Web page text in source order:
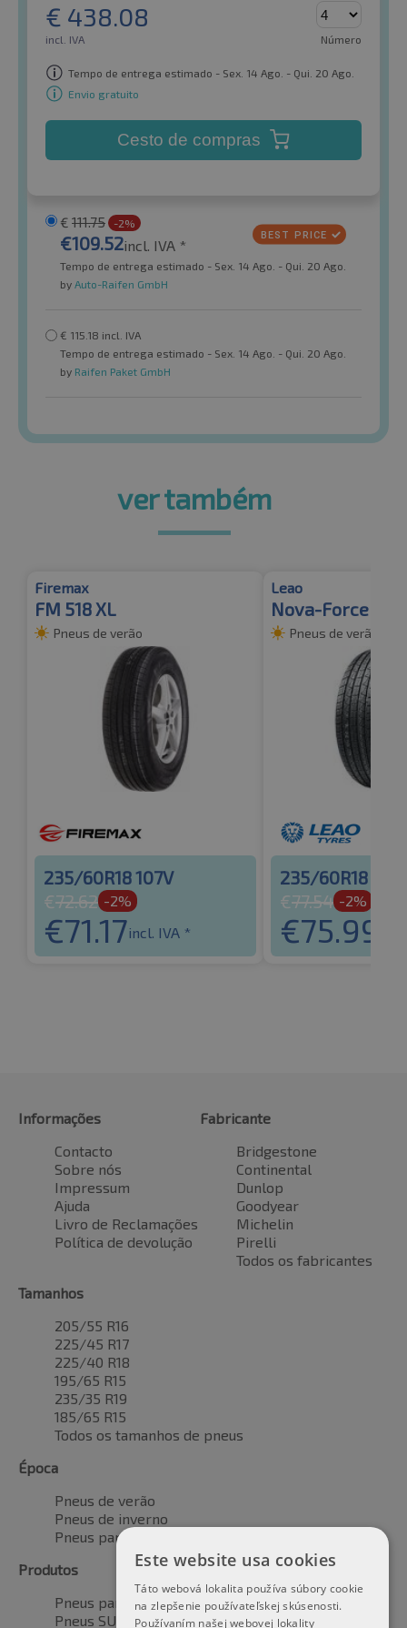
€ 438.08
incl. IVA Número
Tempo de entrega estimado - Sex. 14 Ago. - Qui. 20 Ago.
Envio gratuito
Cesto de compras
€ 111.75 -2%
€109.52incl. IVA *
Tempo de entrega estimado - Sex. 14 Ago. - Qui. 20 Ago.
by Auto-Raifen GmbH
€ 115.18 incl. IVA
Tempo de entrega estimado - Sex. 14 Ago. - Qui. 20 Ago.
by Raifen Paket GmbH
ver também
Firemax
FM 518 XL
Pneus de verão
235/60R18 107V
€72.62 -2%
€71.17incl. IVA *
Leao
Nova-Force 4X4
Pneus de verão
235/60R18
€77.54 -2%
€75.99
Informações
Contacto
Sobre nós
Impressum
Ajuda
Livro de Reclamações
Política de devolução
Fabricante
Bridgestone
Continental
Dunlop
Goodyear
Michelin
Pirelli
Todos os fabricantes
Tamanhos
205/55 R16
225/45 R17
225/40 R18
195/65 R15
235/35 R19
185/65 R15
Todos os tamanhos de pneus
Época
Pneus de verão
Pneus de inverno
Pneus para todas as estações
Produtos
Pneus para automóveis
Pneus SUV / 4x4
Este website usa cookies
Táto webová lokalita používa súbory cookie
na zlepšenie používateľskej skúsenosti.
Používaním našej webovej lokality